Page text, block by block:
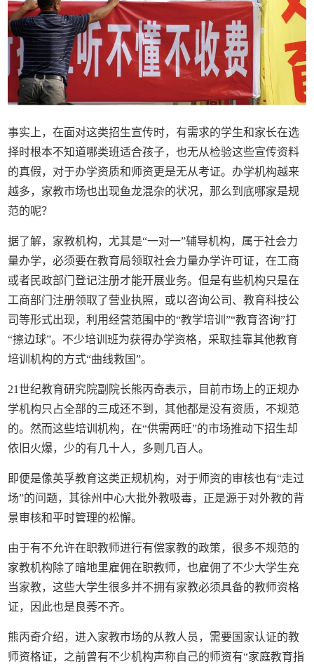
事实上，在面对这类招生宣传时，有需求的学生和家长在选
择时根本不知道哪类班适合孩子，也无从检验这些宣传资料
的真假，对于办学资质和师资更是无从考证。办学机构越来
越多，家教市场也出现鱼龙混杂的状况，那么到底哪家是规
范的呢？
据了解，家教机构，尤其是“一对一”辅导机构，属于社会力
量办学，必须要在教育局领取社会力量办学许可证，在工商
或者民政部门登记注册才能开展业务。但是有些机构只是在
工商部门注册领取了营业执照，或以咨询公司、教育科技公
司等形式出现，利用经营范围中的“教学培训”“教育咨询”打
“擦边球”。不少培训班为获得办学资格，采取挂靠其他教育
培训机构的方式“曲线救国”。
21世纪教育研究院副院长熊丙奇表示，目前市场上的正规办
学机构只占全部的三成还不到，其他都是没有资质，不规范
的。然而这些培训机构，在“供需两旺”的市场推动下招生却
依旧火爆，少的有几十人，多则几百人。
即便是像英孚教育这类正规机构，对于师资的审核也有“走过
场”的问题，其徐州中心大批外教吸毒，正是源于对外教的背
景审核和平时管理的松懈。
由于有不允许在职教师进行有偿家教的政策，很多不规范的
家教机构除了暗地里雇佣在职教师，也雇佣了不少大学生充
当家教，这些大学生很多并不拥有家教必须具备的教师资格
证，因此也是良莠不齐。
熊丙奇介绍，进入家教市场的从教人员，需要国家认证的教
师资格证，之前曾有不少机构声称自己的师资有“家庭教育指